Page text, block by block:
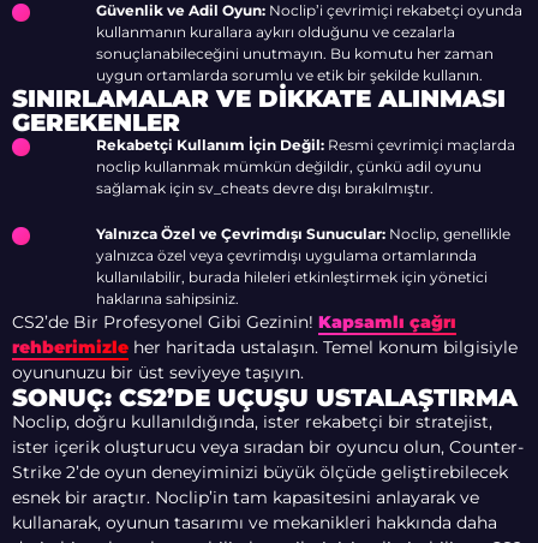
Güvenlik ve Adil Oyun: Noclip’i çevrimiçi rekabetçi oyunda
kullanmanın kurallara aykırı olduğunu ve cezalarla
sonuçlanabileceğini unutmayın. Bu komutu her zaman
uygun ortamlarda sorumlu ve etik bir şekilde kullanın.
SINIRLAMALAR VE DIKKATE ALINMASI
GEREKENLER
Rekabetçi Kullanım İçin Değil: Resmi çevrimiçi maçlarda
noclip kullanmak mümkün değildir, çünkü adil oyunu
sağlamak için sv_cheats devre dışı bırakılmıştır.
Yalnızca Özel ve Çevrimdışı Sunucular: Noclip, genellikle
yalnızca özel veya çevrimdışı uygulama ortamlarında
kullanılabilir, burada hileleri etkinleştirmek için yönetici
haklarına sahipsiniz.
CS2’de Bir Profesyonel Gibi Gezinin! Kapsamlı çağrı
rehberimizle her haritada ustalaşın. Temel konum bilgisiyle
oyununuzu bir üst seviyeye taşıyın.
SONUÇ: CS2’DE UÇUŞU USTALAŞTIRMA
Noclip, doğru kullanıldığında, ister rekabetçi bir stratejist,
ister içerik oluşturucu veya sıradan bir oyuncu olun, Counter-
Strike 2’de oyun deneyiminizi büyük ölçüde geliştirebilecek
esnek bir araçtır. Noclip’in tam kapasitesini anlayarak ve
kullanarak, oyunun tasarımı ve mekanikleri hakkında daha